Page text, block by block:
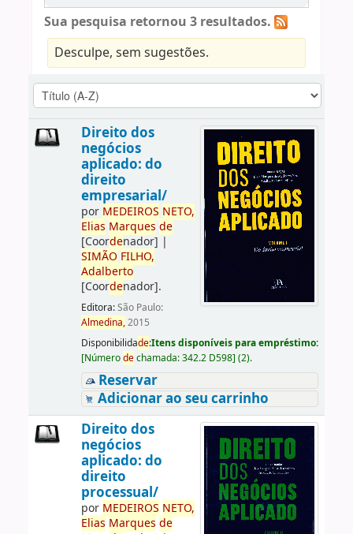
Sua pesquisa retornou 3 resultados.
Desculpe, sem sugestões.
Direito dos
negócios
aplicado: do
direito
empresarial/
por MEDEIROS NETO,
Elias Marques de
[Coordenador] |
SIMÃO FILHO,
Adalberto
[Coordenador].
Editora:São Paulo:
Almedina,2015
Disponibilidade:Itens disponíveis para empréstimo:
[Númerodechamada:342.2 D598] (2).
Reservar
Adicionar ao seu carrinho
Direito dos
negócios
aplicado: do
direito
processual/
por MEDEIROS NETO,
Elias Marques de